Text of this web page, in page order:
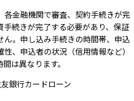
金融機関で審査、契約手続きが完
手続きが完了する必要があり、保証
ん。申し込み手続きの時間帯、申込
、申込者の状況（信用情報など）
は異なります。
銀行カードローン